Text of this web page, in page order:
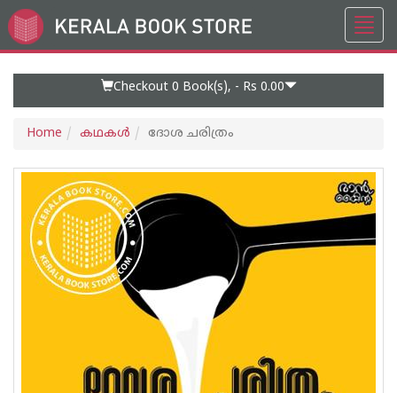
Go
to
Checkout 0 Book(s), - Rs 0.00
Home കഥകള്‍ ദോശ ചരിത്രം